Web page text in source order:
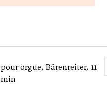
pour orgue, Bärenreiter, 11
min